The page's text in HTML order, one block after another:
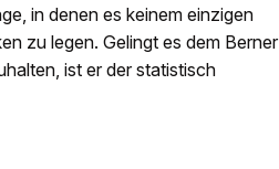
in denen es keinem einzigen
zu legen. Gelingt es dem Berner
ist er der statistisch